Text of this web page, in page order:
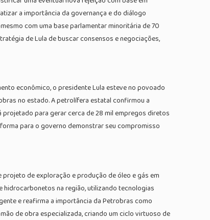
a importância da governança e do diálogo
com uma base parlamentar minoritária de 70
de Lula de buscar consensos e negociações,
econômico, o presidente Lula esteve no povoado
no estado. A petrolífera estatal confirmou a
para gerar cerca de 28 mil empregos diretos
para o governo demonstrar seu compromisso
de exploração e produção de óleo e gás em
na região, utilizando tecnologias
e reafirma a importância da Petrobras como
de obra especializada, criando um ciclo virtuoso de